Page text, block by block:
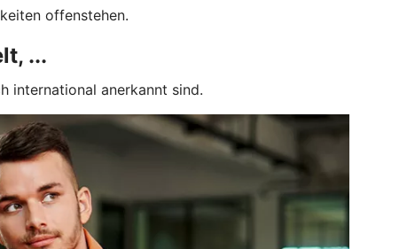
offenstehen.
...
international anerkannt sind.